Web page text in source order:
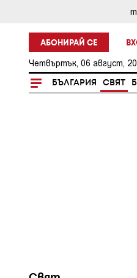
АБОНИРАЙ СЕ
Четвъртък, 06 август,
БЪЛГАРИЯ СВЯТ